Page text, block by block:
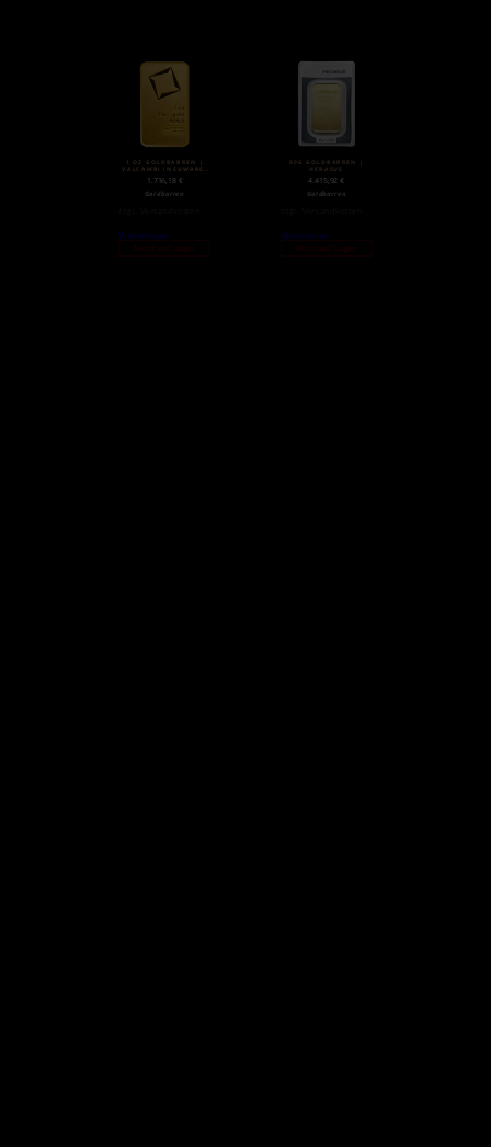
1 OZ GOLDBARREN |
VALCAMBI (NEUWARE)
1.716,18 €
Goldbarren
Weiterlesen
Nicht auf Lager
50G GOLDBARREN |
HERAEUS
4.415,92€
Goldbarren
Weiterlesen
Nicht auf Lager